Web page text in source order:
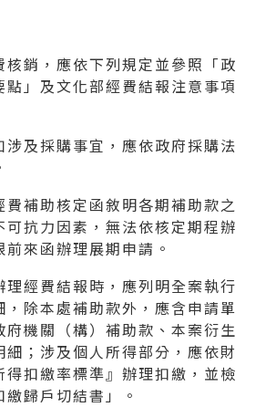
核銷，應依下列規定並參照「政
」及文化部經費結報注意事項
涉及採購事宜，應依政府採購法
費補助核定函敘明各期補助款之
抗力因素，無法依核定期程辦
來函辦理展期申請。
理經費結報時，應列明全案執行
，除本處補助款外，應含申請單
機關（構）補助款、本案衍生
細；涉及個人所得部分，應依財
得扣繳率標準』辦理扣繳，並檢
歸戶切結書」。